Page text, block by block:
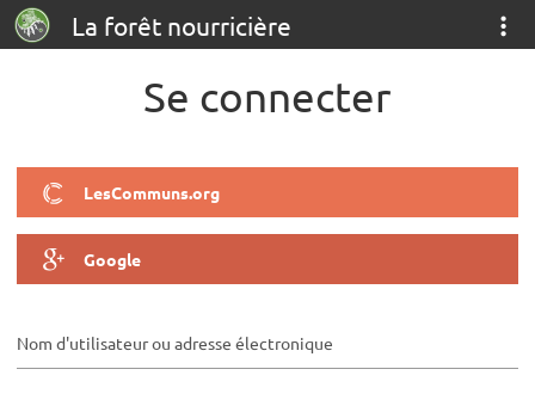
La forêt nourricière
Se connecter
LesCommuns.org
Google
Nom d'utilisateur ou adresse électronique